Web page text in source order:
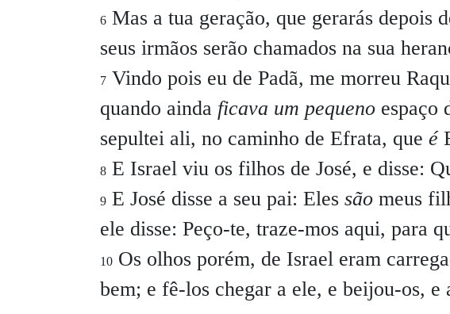
6 Mas a tua geração, que gerarás depois
seus irmãos serão chamados na sua
7 Vindo pois eu de Padã, me morreu
quando ainda ficava um pequeno espaço
sepultei ali, no caminho de Efrata, que é
8 E Israel viu os filhos de José, e disse:
9 E José disse a seu pai: Eles são meus
ele disse: Peço-te, traze-mos aqui, para
10 Os olhos porém, de Israel eram
bem; e fê-los chegar a ele, e beijou-os, e